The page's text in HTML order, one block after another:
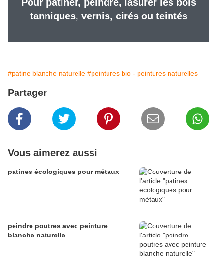
Pour patiner, peindre, lasurer les bois
tanniques, vernis, cirés ou teintés
#patine blanche naturelle #peintures bio - peintures naturelles
Partager
Vous aimerez aussi
patines écologiques pour métaux
peindre poutres avec peinture
blanche naturelle